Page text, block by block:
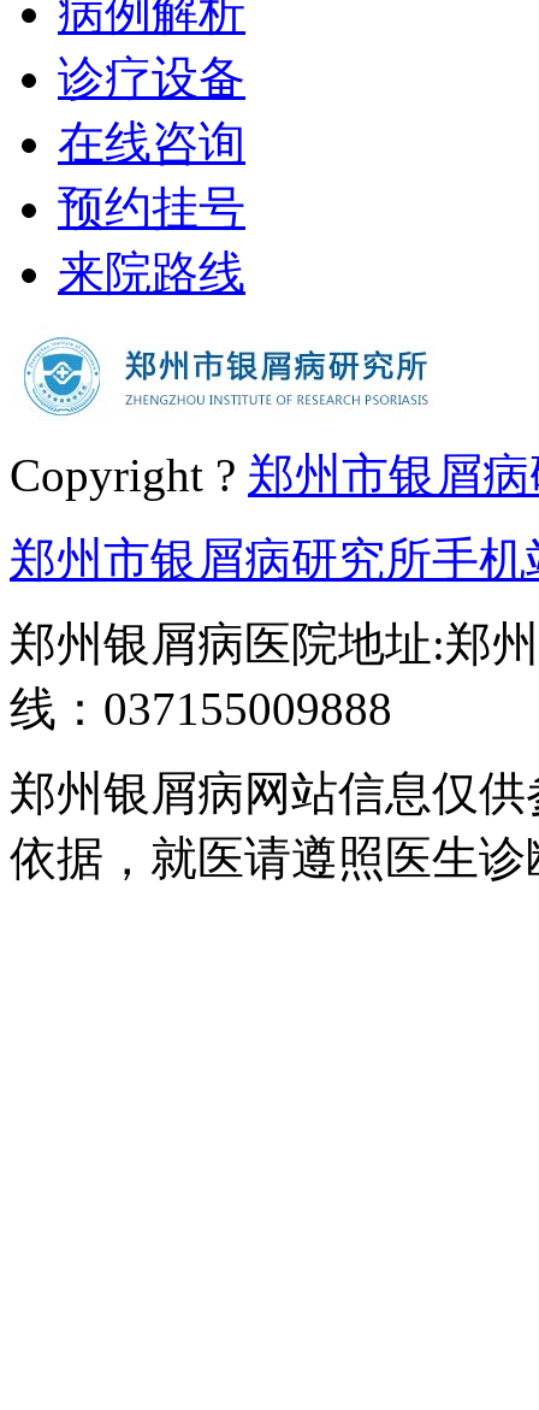
病例解析
诊疗设备
在线咨询
预约挂号
来院路线
Copyright ? 郑州市银屑
郑州市银屑病研究所手机
郑州银屑病医院地址:郑
线：037155009888
郑州银屑病网站信息仅
依据，就医请遵照医生诊